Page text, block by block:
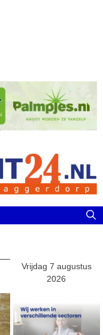
Vrijdag 7 augustus
2026